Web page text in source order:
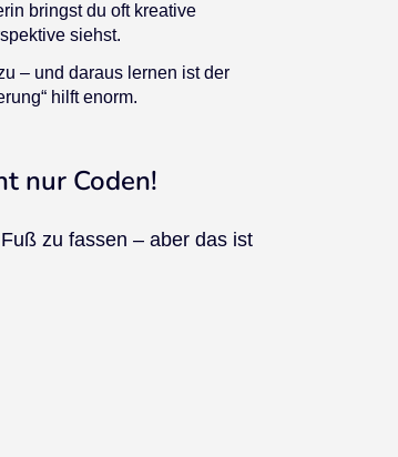
bringst du oft kreative
siehst.
– und daraus lernen ist der
hilft enorm.
nur Coden!
zu fassen – aber das ist